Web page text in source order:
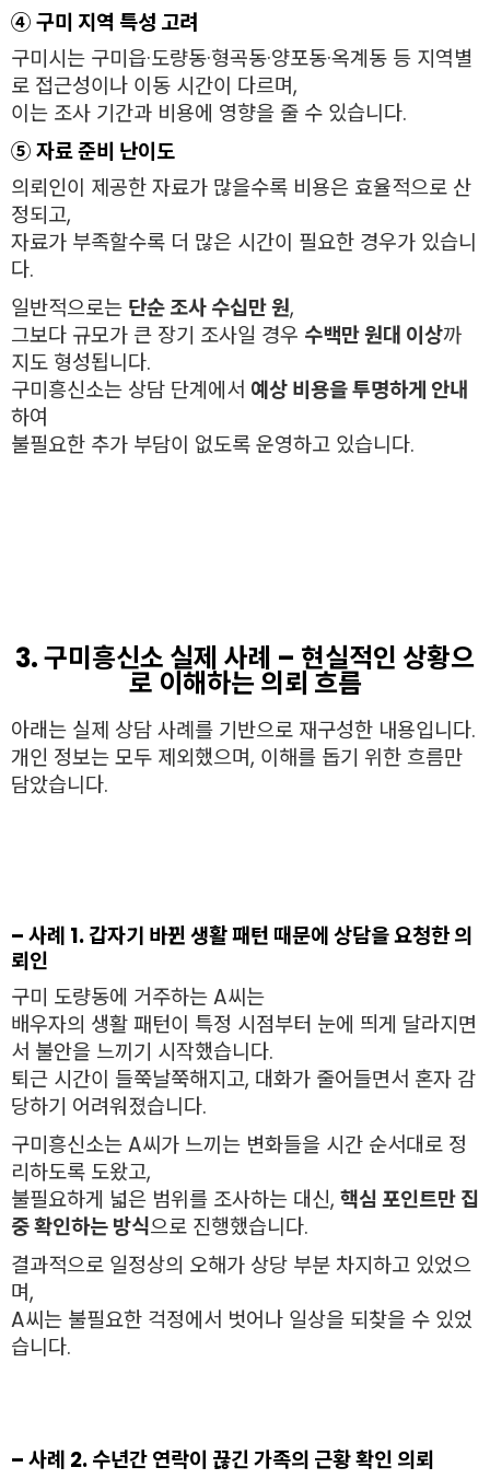
④ 구미 지역 특성 고려
구미시는 구미읍·도량동·형곡동·양포동·옥계동 등 지역별
로 접근성이나 이동 시간이 다르며,
이는 조사 기간과 비용에 영향을 줄 수 있습니다.
⑤ 자료 준비 난이도
의뢰인이 제공한 자료가 많을수록 비용은 효율적으로 산
정되고,
자료가 부족할수록 더 많은 시간이 필요한 경우가 있습니
다.
일반적으로는 단순 조사 수십만 원,
그보다 규모가 큰 장기 조사일 경우 수백만 원대 이상까
지도 형성됩니다.
구미흥신소는 상담 단계에서 예상 비용을 투명하게 안내
하여
불필요한 추가 부담이 없도록 운영하고 있습니다.
3. 구미흥신소 실제 사례 – 현실적인 상황으
로 이해하는 의뢰 흐름
아래는 실제 상담 사례를 기반으로 재구성한 내용입니다.
개인 정보는 모두 제외했으며, 이해를 돕기 위한 흐름만
담았습니다.
– 사례 1. 갑자기 바뀐 생활 패턴 때문에 상담을 요청한 의
뢰인
구미 도량동에 거주하는 A씨는
배우자의 생활 패턴이 특정 시점부터 눈에 띄게 달라지면
서 불안을 느끼기 시작했습니다.
퇴근 시간이 들쭉날쭉해지고, 대화가 줄어들면서 혼자 감
당하기 어려워졌습니다.
구미흥신소는 A씨가 느끼는 변화들을 시간 순서대로 정
리하도록 도왔고,
불필요하게 넓은 범위를 조사하는 대신, 핵심 포인트만 집
중 확인하는 방식으로 진행했습니다.
결과적으로 일정상의 오해가 상당 부분 차지하고 있었으
며,
A씨는 불필요한 걱정에서 벗어나 일상을 되찾을 수 있었
습니다.
– 사례 2. 수년간 연락이 끊긴 가족의 근황 확인 의뢰